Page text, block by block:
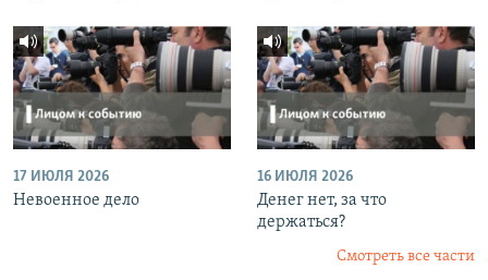
17 ИЮЛЯ 2026
Невоенное дело
16 ИЮЛЯ 2026
Денег нет, за что
держаться?
Смотреть все части